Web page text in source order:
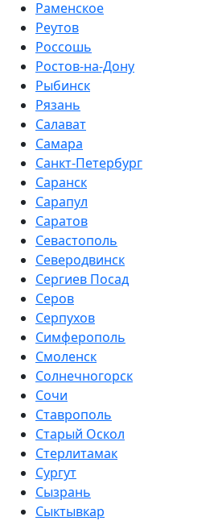
Раменское
Реутов
Россошь
Ростов-на-Дону
Рыбинск
Рязань
Салават
Самара
Санкт-Петербург
Саранск
Сарапул
Саратов
Севастополь
Северодвинск
Сергиев Посад
Серов
Серпухов
Симферополь
Смоленск
Солнечногорск
Сочи
Ставрополь
Старый Оскол
Стерлитамак
Сургут
Сызрань
Сыктывкар